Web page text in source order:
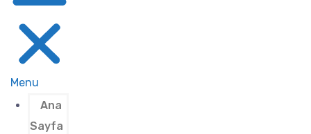
Menu
Ana
Sayfa